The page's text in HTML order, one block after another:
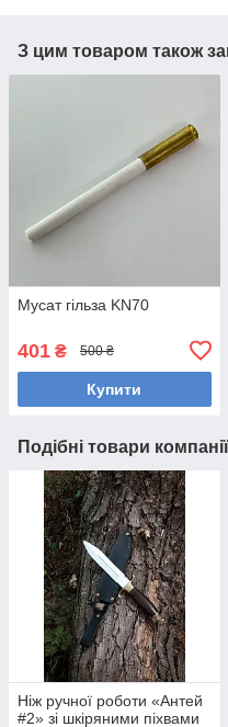
З цим товаром також
Мусат гільза KN70
401 ₴ 500 ₴
Купити
Подібні товари компанії
Ніж ручної роботи «Антей
#2» зі шкіряними піхвами